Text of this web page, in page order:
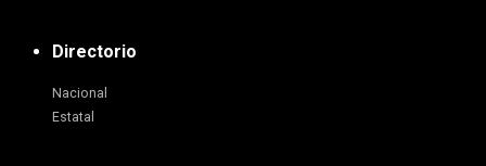
Directorio
Nacional
Estatal